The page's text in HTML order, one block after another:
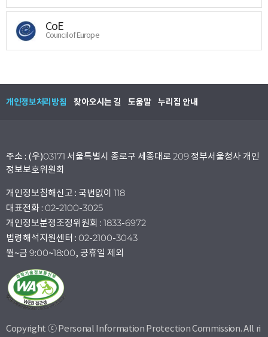
CoE
Council of Europe
개인정보처리방침 찾아오시는 길 도움말 누리집 안내
주소 : (우)03171 서울특별시 종로구 세종대로 209 정부서울청사 개인
정보보호위원회
개인정보침해신고 : 국번없이 118
대표전화 : 02-2100-3025
개인정보분쟁조정위원회 : 1833-6972
법령해석지원센터 : 02-2100-3043
월~금 9:00~18:00, 공휴일 제외
Copyright ⓒ Personal Information Protection Commission. All ri